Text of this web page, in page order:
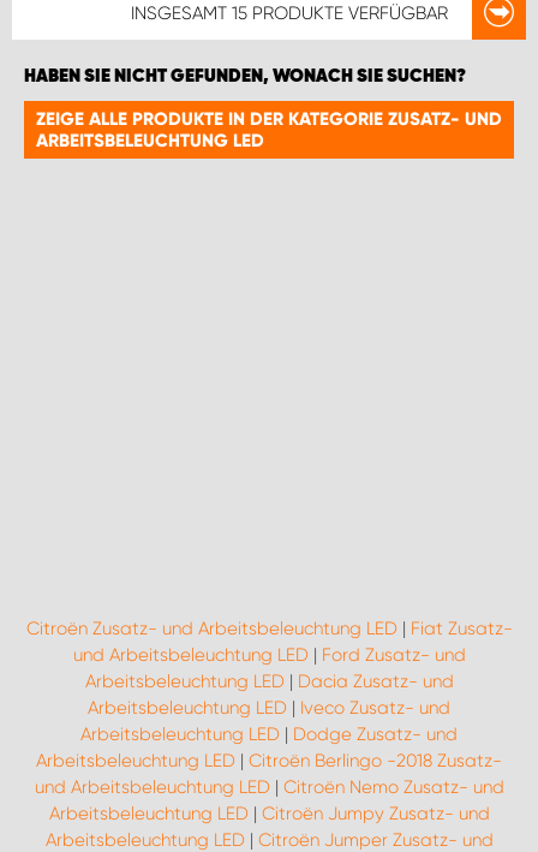
INSGESAMT 15 PRODUKTE VERFÜGBAR
HABEN SIE NICHT GEFUNDEN, WONACH SIE SUCHEN?
ZEIGE ALLE PRODUKTE IN DER KATEGORIE ZUSATZ- UND
ARBEITSBELEUCHTUNG LED
Citroën Zusatz- und Arbeitsbeleuchtung LED| Fiat Zusatz-
und Arbeitsbeleuchtung LED| Ford Zusatz- und
Arbeitsbeleuchtung LED| Dacia Zusatz- und
Arbeitsbeleuchtung LED | Iveco Zusatz- und
Arbeitsbeleuchtung LED | Dodge Zusatz- und
Arbeitsbeleuchtung LED | Citroën Berlingo -2018 Zusatz-
und Arbeitsbeleuchtung LED| Citroën Nemo Zusatz- und
Arbeitsbeleuchtung LED| Citroën Jumpy Zusatz- und
Arbeitsbeleuchtung LED| Citroën Jumper Zusatz- und